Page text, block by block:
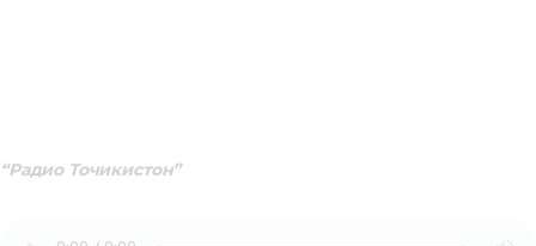
“Радио Точикистон”